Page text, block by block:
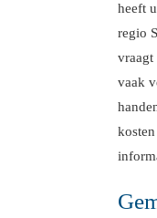
heeft
regio
vraagt
vaak